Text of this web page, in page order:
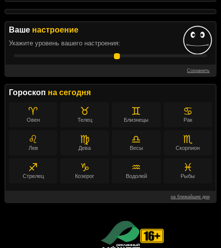
Ваше настроение
Укажите уровень вашего настроения:
Сохранить
Гороскоп на сегодня
♈
Овен
♉
Телец
♊
Близнецы
♋
Рак
♌
Лев
♍
Дева
♎
Весы
♏
Скорпион
♐
Стрелец
♑
Козерог
♒
Водолей
♓
Рыбы
на ближайшие дни